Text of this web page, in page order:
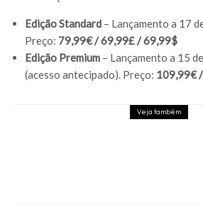
Edição Standard – Lançamento a 17
Preço: 79,99€ / 69,99£ / 69,99$
Edição Premium – Lançamento a 15
(acesso antecipado). Preço: 109,99€
Veja também